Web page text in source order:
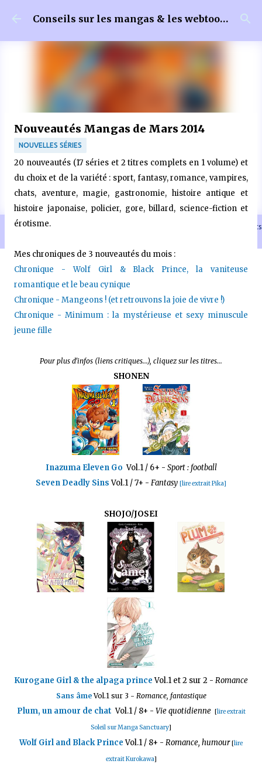
Accéder au contenu principal Conseils sur les mangas & les webtoons
🐈‍⬛ En tant que Partenaire Amazon, je réalise un bénéfice sur les achats
Nouveautés Mangas de Mars 2014
NOUVELLES SÉRIES
20 nouveautés (17 séries et 2 titres complets en 1 volume) et
du choix et de la variété : sport, fantasy, romance, vampires,
chats, aventure, magie, gastronomie, histoire antique et
histoire japonaise, policier, gore, billard, science-fiction et
érotisme.
Mes chroniques de 3 nouveautés du mois :
Chronique - Wolf Girl & Black Prince, la vaniteuse
romantique et le beau cynique
Chronique - Mangeons ! (et retrouvons la joie de vivre !)
Chronique - Minimum : la mystérieuse et sexy minuscule
jeune fille
Pour plus d'infos (liens critiques...), cliquez sur les titres...
SHONEN
Inazuma Eleven Go Vol.1 / 6+ - Sport : football
Seven Deadly Sins Vol.1 / 7+ - Fantasy [lire extrait Pika]
SHOJO/JOSEI
Kurogane Girl & the alpaga prince Vol.1 et 2 sur 2 - Romance
Sans âme Vol.1 sur 3 - Romance, fantastique
Plum, un amour de chat Vol.1 / 8+ - Vie quotidienne [lire extrait
Soleil sur Manga Sanctuary]
Wolf Girl and Black PrinceVol.1 / 8+ - Romance, humour[lire
extrait Kurokawa]